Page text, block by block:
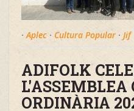
·Aplec · Cultura Popular · Jif
ADIFOLK
L'ASSEMBLEA
ORDINÀRIA